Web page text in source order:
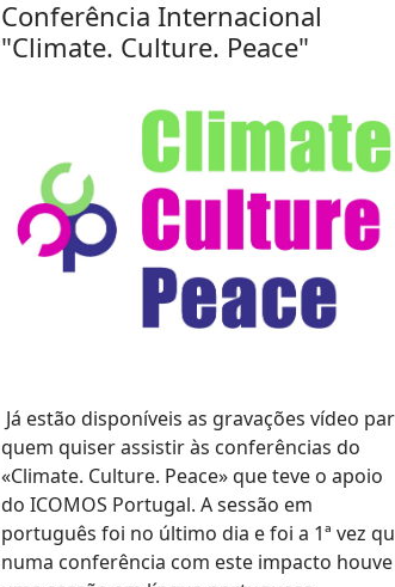
Conferência Internacional
"Climate. Culture. Peace"
Já estão disponíveis as gravações vídeo
quem quiser assistir às conferências do
«Climate. Culture. Peace» que teve o apoio
do ICOMOS Portugal. A sessão em
português foi no último dia e foi a 1ª vez
numa conferência com este impacto houve